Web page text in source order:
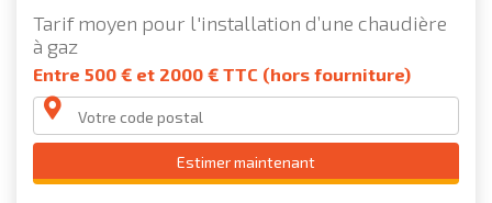
Tarif moyen pour l'installation d’une chaudière
à gaz
Entre 500 € et 2000 € TTC (hors fourniture)
Estimer maintenant